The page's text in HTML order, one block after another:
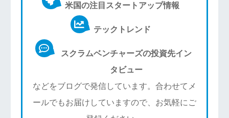
米国の注目スタートアップ情報
テックトレンド
スクラムベンチャーズの投資先イン
タビュー
などをブログで発信しています。合わせてメ
ールでもお届けしていますので、お気軽にご